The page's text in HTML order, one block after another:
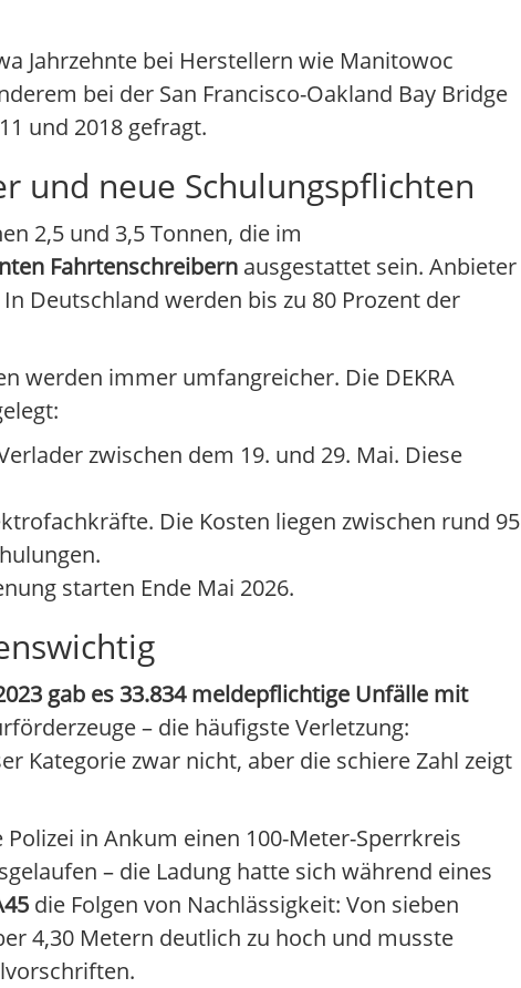
Jahrzehnte bei Herstellern wie Manitowoc
bei der San Francisco-Oakland Bay Bridge
und 2018 gefragt.
und neue Schulungspflichten
2,5 und 3,5 Tonnen, die im
Fahrtenschreibern ausgestattet sein. Anbieter
Deutschland werden bis zu 80 Prozent der
werden immer umfangreicher. Die DEKRA
zwischen dem 19. und 29. Mai. Diese
Die Kosten liegen zwischen rund 95
starten Ende Mai 2026.
gab es 33.834 meldepflichtige Unfälle mit
– die häufigste Verletzung:
Kategorie zwar nicht, aber die schiere Zahl zeigt
in Ankum einen 100-Meter-Sperrkreis
– die Ladung hatte sich während eines
die Folgen von Nachlässigkeit: Von sieben
4,30 Metern deutlich zu hoch und musste